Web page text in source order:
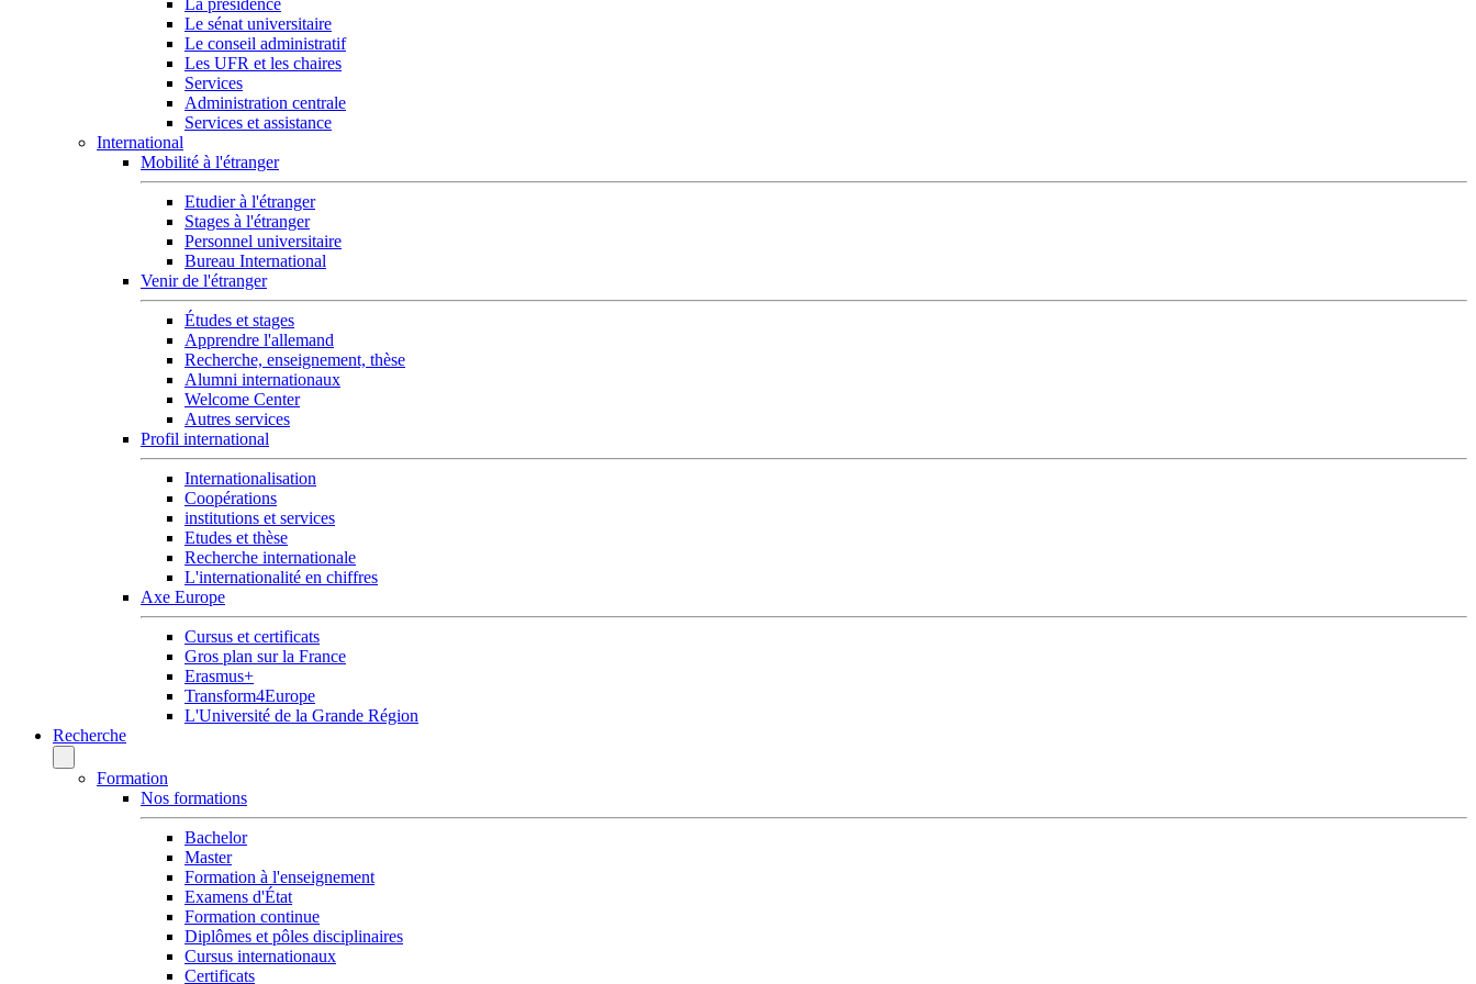
La présidence
Le sénat universitaire
Le conseil administratif
Les UFR et les chaires
Services
Administration centrale
Services et assistance
International
Mobilité à l'étranger
Etudier à l'étranger
Stages à l'étranger
Personnel universitaire
Bureau International
Venir de l'étranger
Études et stages
Apprendre l'allemand
Recherche, enseignement, thèse
Alumni internationaux
Welcome Center
Autres services
Profil international
Internationalisation
Coopérations
institutions et services
Etudes et thèse
Recherche internationale
L'internationalité en chiffres
Axe Europe
Cursus et certificats
Gros plan sur la France
Erasmus+
Transform4Europe
L'Université de la Grande Région
Recherche
Formation
Nos formations
Bachelor
Master
Formation à l'enseignement
Examens d'État
Formation continue
Diplômes et pôles disciplinaires
Cursus internationaux
Certificats